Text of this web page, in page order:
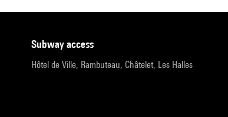
subway access
Hôtel de Ville, Rambuteau, Châtelet, Les Halles